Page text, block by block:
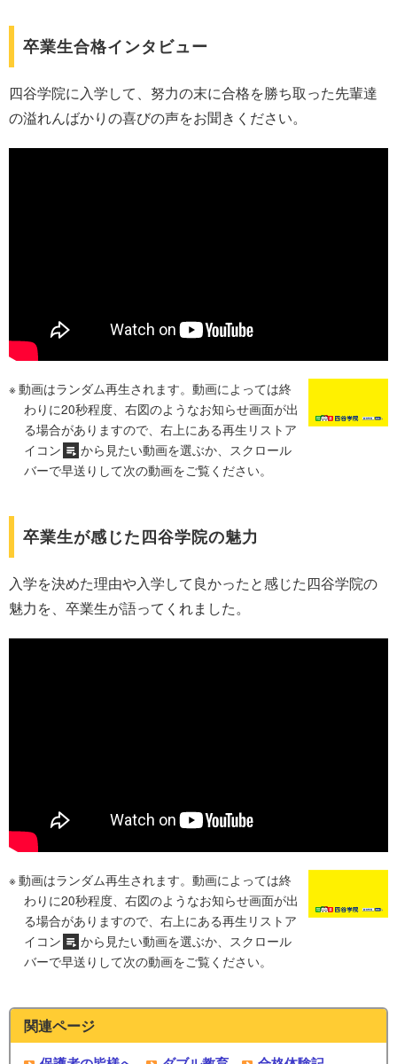
卒業生合格インタビュー
四谷学院に入学して、努力の末に合格を勝ち取った先輩達
の溢れんばかりの喜びの声をお聞きください。
動画はランダム再生されます。動画によっては終
わりに20秒程度、右図のようなお知らせ画面が出
る場合がありますので、右上にある再生リストア
イコン
から見たい動画を選ぶか、スクロール
バーで早送りして次の動画をご覧ください。
卒業生が感じた四谷学院の魅力
入学を決めた理由や入学して良かったと感じた四谷学院の
魅力を、卒業生が語ってくれました。
動画はランダム再生されます。動画によっては終
わりに20秒程度、右図のようなお知らせ画面が出
る場合がありますので、右上にある再生リストア
イコン
から見たい動画を選ぶか、スクロール
バーで早送りして次の動画をご覧ください。
関連ページ